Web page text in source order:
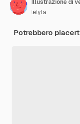
lelyta
Potrebbero